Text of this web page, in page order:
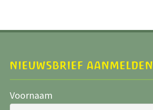
NIEUWSBRIEF AANMELDEN
Voornaam